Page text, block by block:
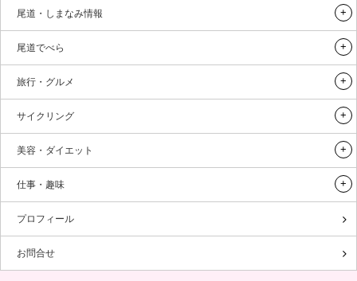
尾道・しまなみ情報
尾道でべら
旅行・グルメ
サイクリング
美容・ダイエット
仕事・趣味
プロフィール
お問合せ